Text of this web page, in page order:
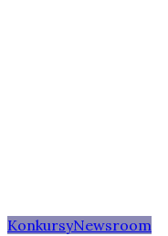
KonkursyNewsroom